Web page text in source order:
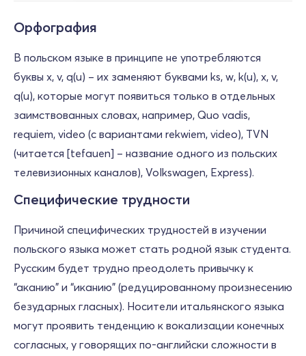
Орфография
В польском языке в принципе не употребляются
буквы x, v, q(u) – их заменяют буквами ks, w, k(u), x, v,
q(u), которые могут появиться только в отдельных
заимствованных словах, например, Quo vadis,
requiem, video (с вариантами rekwiem, video), TVN
(читается [tefauen] – название одного из польских
телевизионных каналов), Volkswagen, Express).
Специфические трудности
Причиной специфических трудностей в изучении
польского языка может стать родной язык студента.
Русским будет трудно преодолеть привычку к
“аканию” и “иканию” (редуцированному произнесению
безударных гласных). Носители итальянского языка
могут проявить тенденцию к вокализации конечных
согласных, у говорящих по-английски сложности в